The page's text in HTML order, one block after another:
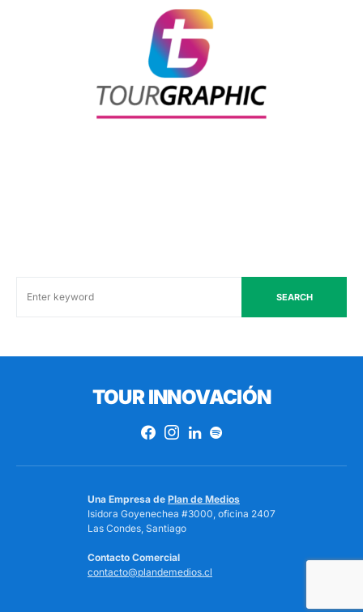
SEARCH
TOUR INNOVACIÓN
Una Empresa de Plan de Medios
Isidora Goyenechea #3000, oficina 2407
Las Condes, Santiago
Contacto Comercial
contacto@plandemedios.cl